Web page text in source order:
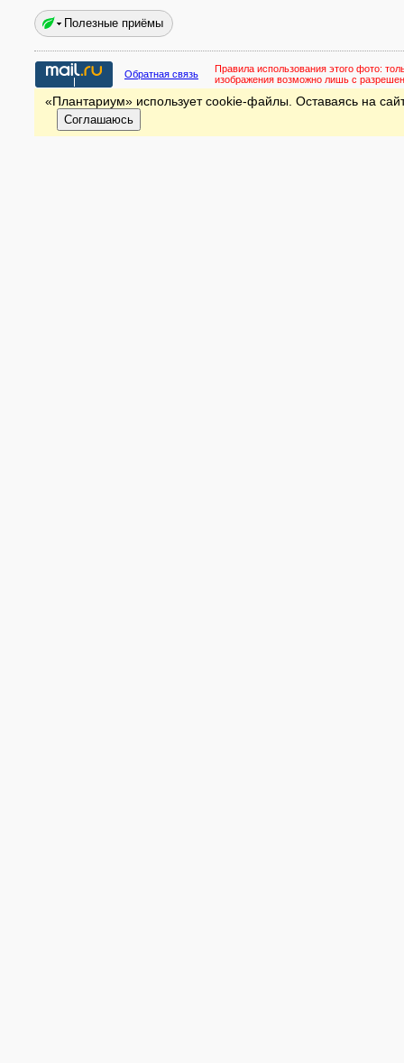
Полезные приёмы
Обратная связь Правила использования этого фото:
изображения возможно лишь с
«Плантариум» использует cookie-файлы. Оставаясь на
Соглашаюсь